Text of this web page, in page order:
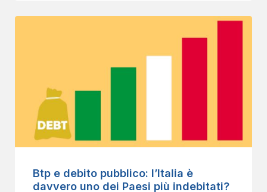
appare in forte crescita, mentrequella europea
in termini di risultati, agli effetti reali in termini
Btp e debito pubblico: l’Italia è
davvero uno dei Paesi più indebitati?